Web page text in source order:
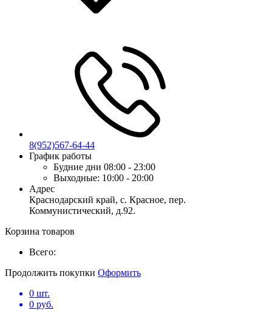
8(952)567-64-44
График работы
Будние дни 08:00 - 23:00
Выходные: 10:00 - 20:00
Адрес
Краснодарский край, с. Красное, пер.
Коммунистический, д.92.
Корзина товаров
Всего:
Продолжить покупки Оформить
0 шт.
0 руб.